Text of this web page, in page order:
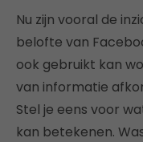
Nu zijn vooral de
belofte van
ook gebruikt kan
van informatie
Stel je eens voor
kan betekenen.